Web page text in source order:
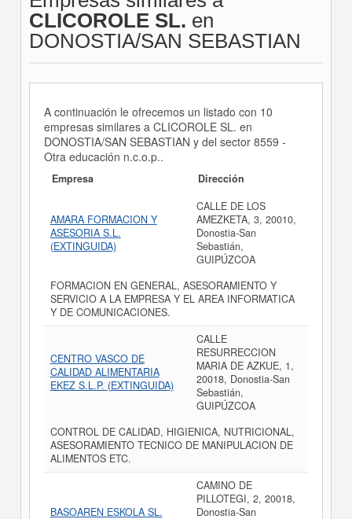
CLICOROLE SL. en
DONOSTIA/SAN SEBASTIAN
A continuación le ofrecemos un listado con 10
empresas similares a CLICOROLE SL. en
DONOSTIA/SAN SEBASTIAN y del sector 8559 -
Otra educación n.c.o.p..
Empresa Dirección
AMARA FORMACION Y
ASESORIA S.L.
(EXTINGUIDA)
CALLE DE LOS
AMEZKETA, 3, 20010,
Donostia-San
Sebastián,
GUIPÚZCOA
FORMACION EN GENERAL, ASESORAMIENTO Y
SERVICIO A LA EMPRESA Y EL AREA INFORMATICA
Y DE COMUNICACIONES.
CENTRO VASCO DE
CALIDAD ALIMENTARIA
EKEZ S.L.P. (EXTINGUIDA)
CALLE
RESURRECCION
MARIA DE AZKUE, 1,
20018, Donostia-San
Sebastián,
GUIPÚZCOA
CONTROL DE CALIDAD, HIGIENICA, NUTRICIONAL,
ASESORAMIENTO TECNICO DE MANIPULACION DE
ALIMENTOS ETC.
BASOAREN ESKOLA SL.
CAMINO DE
PILLOTEGI, 2, 20018,
Donostia-San